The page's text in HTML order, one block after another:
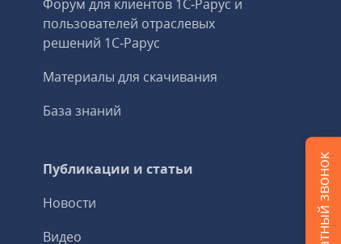
Форум для клиентов 1С‑Рарус и
пользователей отраслевых
решений 1С‑Рарус
Материалы для скачивания
База знаний
Публикации и статьи
Новости
Видео